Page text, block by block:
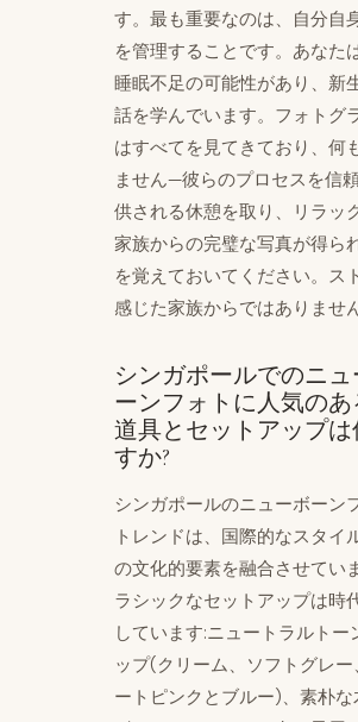
す。最も重要なのは、自分自
を管理することです。あなた
睡眠不足の可能性があり、新
話を学んでいます。フォトグ
はすべてを見てきており、何
ません—彼らのプロセスを信
供される休憩を取り、リラッ
家族からの完璧な写真が得ら
を覚えておいてください。ス
感じた家族からではありません
シンガポールでのニュ
ーンフォトに人気のあ
道具とセットアップは
すか?
シンガポールのニューボーン
トレンドは、国際的なスタイ
の文化的要素を融合させてい
ラシックなセットアップは時
しています:ニュートラルトー
ップ(クリーム、ソフトグレー
ートピンクとブルー)、素朴